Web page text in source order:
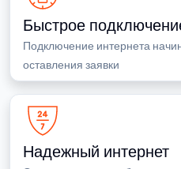
Быстрое
Подключение интернета
оставления заявки
Надежный интернет